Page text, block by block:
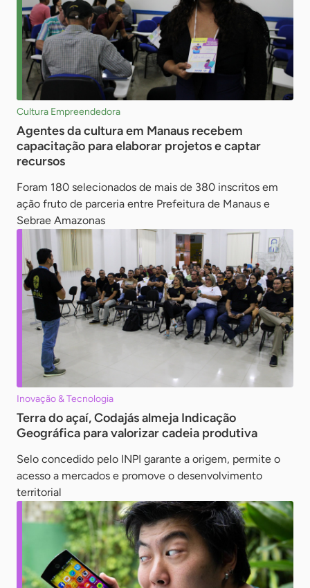
Cultura Empreendedora
Agentes da cultura em Manaus recebem
capacitação para elaborar projetos e captar
recursos
Foram 180 selecionados de mais de 380 inscritos em
ação fruto de parceria entre Prefeitura de Manaus e
Sebrae Amazonas
Inovação & Tecnologia
Terra do açaí, Codajás almeja Indicação
Geográfica para valorizar cadeia produtiva
Selo concedido pelo INPI garante a origem, permite o
acesso a mercados e promove o desenvolvimento
territorial